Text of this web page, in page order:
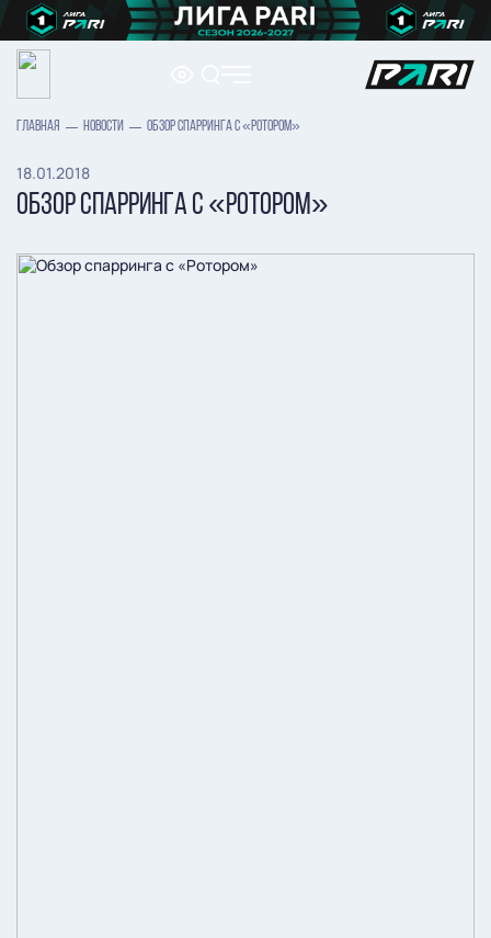
ГЛАВНАЯ НОВОСТИ ОБЗОР СПАРРИНГА С «РОТОРОМ»
18.01.2018
ОБЗОР СПАРРИНГА С «РОТОРОМ»